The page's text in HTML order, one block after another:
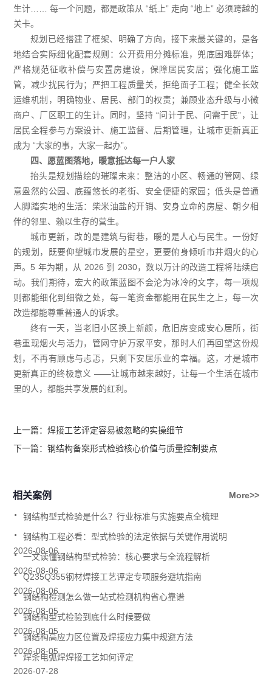
生计…… 每一个问题，都是政策从 “纸上” 走向 “地上” 必须跨越的
关卡。
规划已经搭建了框架、明确了方向，接下来最关键的，是各
地结合实际细化配套规则：公开费用分摊标准，兜底困难群体；
严格规范征收补偿与安置房建设，保障居民安居；强化施工监
管，减少扰民行为；严把工程质量关，拒绝面子工程；健全长效
运维机制，明确物业、居民、部门的权责；兼顾业态升级与小微
商户、厂区职工的生计。同时，坚持 “问计于民、问需于民”，让
居民全程参与方案设计、施工监督、后期管理，让城市更新真正
成为 “大家的事，大家一起办”。
四、愿蓝图落地，暖意抵达每一户人家
抬头是规划描绘的璀璨未来：整洁的小区、畅通的管网、绿
意盎然的公园、底蕴悠长的老街、安全便捷的家园；低头是普通
人脚踏实地的生活：柴米油盐的开销、安身立命的房屋、朝夕相
伴的邻里、赖以生存的营生。
城市更新，改的是建筑与街巷，暖的是人心与民生。一份好
的规划，既要仰望城市发展的星空，更要俯身倾听市井烟火的心
声。5 年为期，从 2026 到 2030，数以万计的改造工程将陆续启
动。我们期待，宏大的政策蓝图不会沦为冰冷的文字，每一项规
则都能细化到细微之处，每一笔资金都能用在民生之上，每一次
改造都能尊重普通人的诉求。
终有一天，当老旧小区换上新颜，危旧房变成安心居所，街
巷重现烟火与活力，管网守护万家平安，那时人们再回望这份规
划，不再有顾虑与忐忑，只剩下安居乐业的幸福。这，才是城市
更新真正的终极意义 ——让城市越来越好，让每一个生活在城市
里的人，都能共享发展的红利。
上一篇： 焊接工艺评定容易被忽略的实操细节
下一篇： 钢结构备案形式检验核心价值与质量控制要点
相关案例 More>>
钢结构型式检验是什么？行业标准与实施要点全梳理
.
2026-08-06
钢结构工程必看：型式检验的法定依据与关键作用说明
.
2026-08-06
一文读懂钢结构型式检验：核心要求与全流程解析
.
2026-08-06
Q235Q355钢材焊接工艺评定专项服务避坑指南
.
2026-08-05
钢结构检测怎么做一站式检测机构省心靠谱
.
2026-08-05
钢结构型式检验到底什么时候要做
.
2026-08-05
钢结构高应力区位置及焊接应力集中规避方法
.
2026-07-28
焊条电弧焊焊接工艺如何评定
.